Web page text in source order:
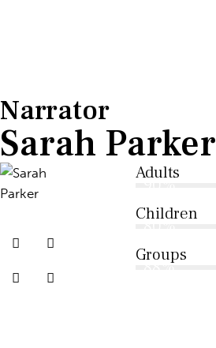
Narrator
Sarah Parker
Adults
90%
Children
80%
Groups
88%